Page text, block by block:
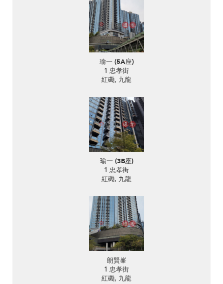
瑜一 (5A座)
1 忠孝街
紅磡, 九龍
瑜一 (3B座)
1 忠孝街
紅磡, 九龍
朗賢峯
1 忠孝街
紅磡, 九龍